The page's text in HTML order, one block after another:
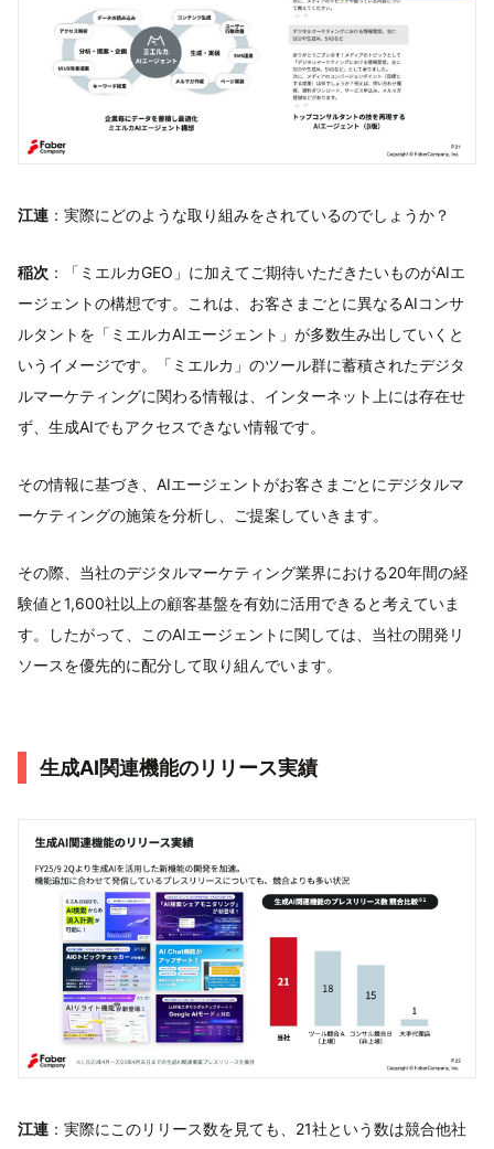
江連 ：実際にどのような取り組みをされているのでしょうか？
稲次 ：「ミエルカGEO」に加えてご期待いただきたいものがAIエ
ージェントの構想です。これは、お客さまごとに異なるAIコンサ
ルタントを「ミエルカAIエージェント」が多数生み出していくと
いうイメージです。「ミエルカ」のツール群に蓄積されたデジタ
ルマーケティングに関わる情報は、インターネット上には存在せ
ず、生成AIでもアクセスできない情報です。
その情報に基づき、AIエージェントがお客さまごとにデジタルマ
ーケティングの施策を分析し、ご提案していきます。
その際、当社のデジタルマーケティング業界における20年間の経
験値と1,600社以上の顧客基盤を有効に活用できると考えていま
す。したがって、このAIエージェントに関しては、当社の開発リ
ソースを優先的に配分して取り組んでいます。
生成AI関連機能のリリース実績
江連 ：実際にこのリリース数を見ても、21社という数は競合他社